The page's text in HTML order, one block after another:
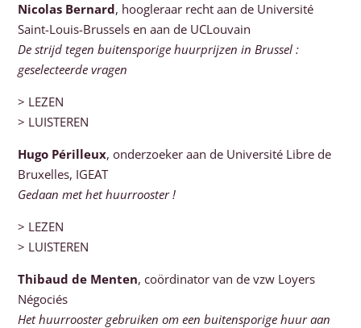
Nicolas Bernard, hoogleraar recht aan de Université
Saint-Louis-Brussels en aan de UCLouvain
De strijd tegen buitensporige huurprijzen in Brussel :
geselecteerde vragen
> LEZEN
> LUISTEREN
Hugo Périlleux, onderzoeker aan de Université Libre de
Bruxelles, IGEAT
Gedaan met het huurrooster !
> LEZEN
> LUISTEREN
Thibaud de Menten, coördinator van de vzw Loyers
Négociés
Het huurrooster gebruiken om een buitensporige huur aan